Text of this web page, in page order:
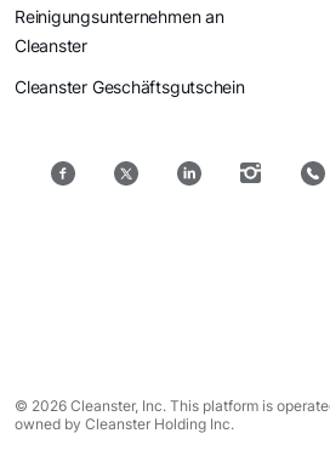
Reinigungsunternehmen an
Cleanster
Cleanster Geschäftsgutschein
© 2026 Cleanster, Inc. This platform is
owned by Cleanster Holding Inc.